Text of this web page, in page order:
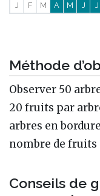
J F M A M J J
Méthode
Observer 50
20 fruits par
arbres en
nombre de
Conseils de